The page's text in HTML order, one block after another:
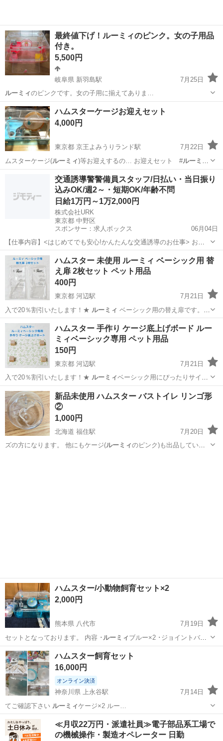
最終値下げ！ルーミィのピンク。女の子用品
付き。
5,500円
岐阜県 新羽島駅
7月25日
ルーミィのピンクです。女の子用に揃えてありま…
岐阜 安八郡 新羽島駅 その他
ハムスターケージお迎えセット
4,000円
東京都 京王よみうりランド駅
7月22日
ムスターケージ(ルーミィ)等お迎えするの… お迎えセット #ルーミィ
#Roomy …
京王よみうりランド駅 その他 ケージ
交通誘導警警備員スタッフ/日払い・当日振り
込みOK/週2～・短期OK/年齢不問
日給1万円～1万2,000円
株式会社URK
東京都 中野区
スポンサー：求人ボックス
06月04日
【仕事内容】<はじめてでも安心!かんたんな交通誘導のお仕事> お願
いするのは、住宅街の工事現場で車や人を安全に誘導するお仕事で
す。 工事現場といっても、住宅街が多いので、交通量は少なめで落ち
着いた環境。 しかも、複雑な片側交互通行...
アルバイト・パート
ハムスター 未使用 ルーミィ ベーシック用 替
え扉 2枚セット ペット用品
400円
東京都 河辺駅
7月21日
入で20％割引いたします！★ ルーミィ ベーシック用の替え扉です。
予備…
東京 青梅市 河辺駅 その他
ハムスター 手作り ケージ底上げボード ルー
ミィベーシック専用 ペット用品
150円
東京都 河辺駅
7月21日
入で20％割引いたします！★ ルーミィベーシック用にぴったりサイズ
で作りま…
東京 青梅市 河辺駅 ルーミィベーシック
新品未使用 ハムスター バストイレ リンゴ形
②
1,000円
北海道 福住駅
7月20日
ズの方になります。 他にもケージ(ルーミィのピンク)も出品していま
ハムスター/小動物飼育セット×2
2,000円
熊本県 八代市
7月19日
セットとなっております。 内容 ･ ルーミィ ブルー×2 ･ジョイントバス
×2 ･…
熊本 八代市 その他 ルーミィブルー
ハムスター飼育セット
16,000円
オンライン決済
神奈川県 上永谷駅
7月14日
てご確認下さい ルーミィケージ×2 ルー…
神奈川 横浜市 上永谷駅 その他
≪月収22万円・派遣社員≫電子部品系工場で
の機械操作・製造オペレーター 日勤